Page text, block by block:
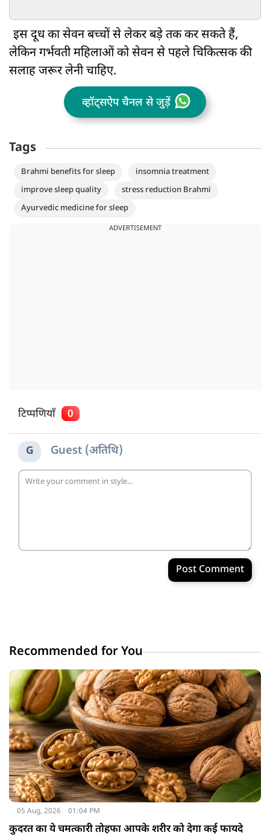
इस दूध का सेवन बच्चों से लेकर बड़े तक कर सकते हैं,
लेकिन गर्भवती महिलाओं को सेवन से पहले चिकित्सक की
सलाह जरूर लेनी चाहिए.
व्हॉट्सऐप चैनल से जुड़ें
Tags
Brahmi benefits for sleep
insomnia treatment
improve sleep quality
stress reduction Brahmi
Ayurvedic medicine for sleep
ADVERTISEMENT
टिप्पणियाँ 0
G Guest (अतिथि)
Post Comment
Recommended for You
05 Aug, 2026 01:04 PM
कुदरत का ये चमत्कारी तोहफा आपके शरीर को देगा कई फायदे